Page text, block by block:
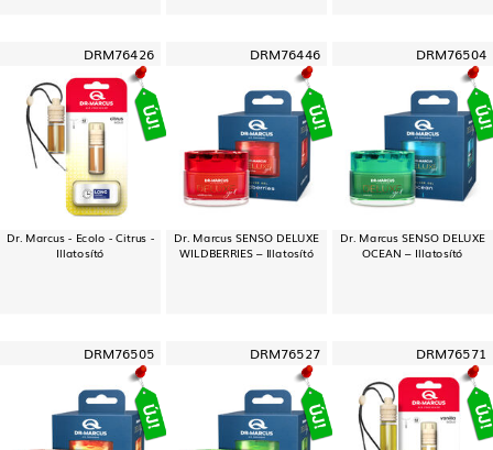
DRM76426
Dr. Marcus - Ecolo - Citrus -
Illatosító
DRM76446
Dr. Marcus SENSO DELUXE
WILDBERRIES – Illatosító
DRM76504
Dr. Marcus SENSO DELUXE
OCEAN – Illatosító
DRM76505 DRM76527 DRM76571